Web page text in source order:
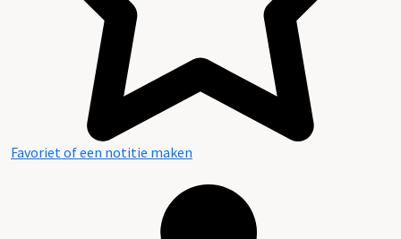
Inventaris
Favoriet of een notitie maken